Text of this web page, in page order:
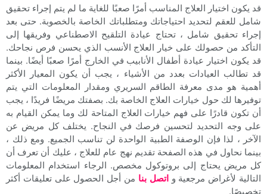
قد يكون اختيار العلاج المناسب أمرًا صعبًا للغاية ما لم يتم إجراء تحقيق
شامل للعقم لتحديد احتياجاتك ومتطلباتك الخاصة بالخصوبة. حتى بعد
إجراء تحقيق شامل ، تحتاج عيادة التلقيح الاصطناعي وفريقها إلى
التأكد من حصولك على خيار العلاج الأنسب الذي يحسن فرص نجاحك.
قد يكون اختيار عيادة أطفال الأنابيب في الخارج أمرًا صعبًا أيضًا. بينما
قد تطالب العيادات بعدد من الأشياء ، يجب أن يكون المعيار الأكثر
أهمية هو مدى معرفة الطاقم السريري ومقدار المعلومات التي يتم
توفيرها لك حول خيارات العلاج الخاصة بك. بصفتك مريضًا فريدًا ، يجب
أن تكون قادرًا على فهم خيارات العلاج المتاحة لك وما يمكن القيام به
على وجه التحديد لتحسين فرصك في النجاح. يختلف كل مريض عن
الآخر ، لذا فإن الوصفة الطبية الواحدة لن تناسب الجميع. ومع ذلك ،
بينما نحاول في هذه الصفحة تقديم نهج عام للعلاج ، عليك أن تعرف أن
كل مريض يحتاج إلى بروتوكول مخصص. الرجاء استخدام المعلومات
التالية لأغراض مرجعية واتصل بنا من أجل الحصول على تعليقات أكثر
تخصيصًا.